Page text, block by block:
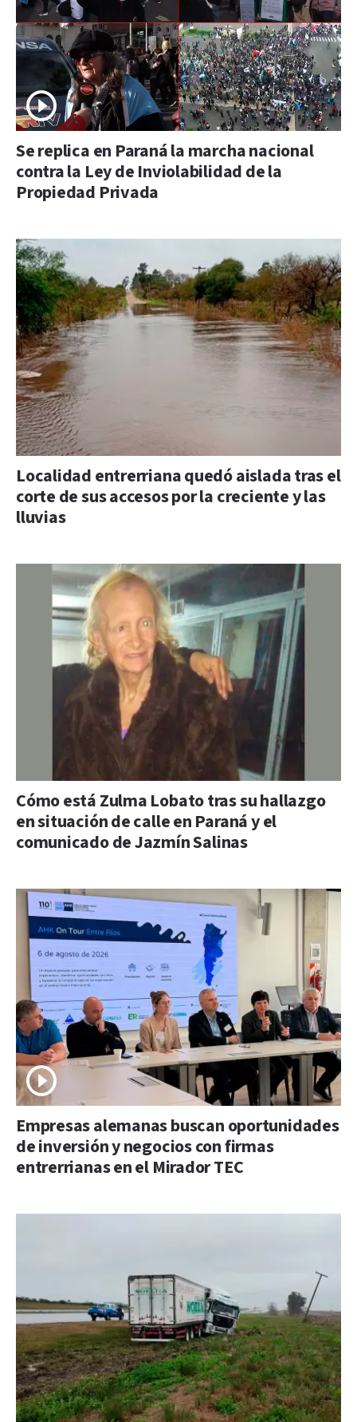
Se replica en Paraná la marcha nacional
contra la Ley de Inviolabilidad de la
Propiedad Privada
Localidad entrerriana quedó aislada tras el
corte de sus accesos por la creciente y las
lluvias
Cómo está Zulma Lobato tras su hallazgo
en situación de calle en Paraná y el
comunicado de Jazmín Salinas
Empresas alemanas buscan oportunidades
de inversión y negocios con firmas
entrerrianas en el Mirador TEC